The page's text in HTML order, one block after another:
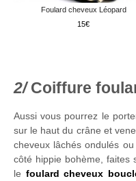
Foulard cheveux Léopard
15
Coiffure
Aussi vous pourrez le
sur le haut du crâne et
cheveux lâchés ondulés
côté hippie bohème, faites
le foulard cheveux